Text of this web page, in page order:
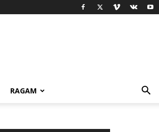
RAGAM